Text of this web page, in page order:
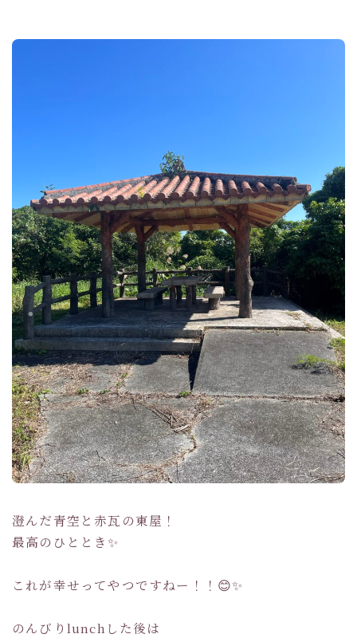
澄んだ青空と赤瓦の東屋！
最高のひととき✨
これが幸せってやつですねー！！😊✨
のんびりlunchした後は